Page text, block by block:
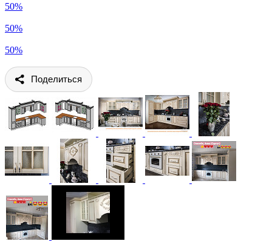
50%
50%
50%
Поделиться